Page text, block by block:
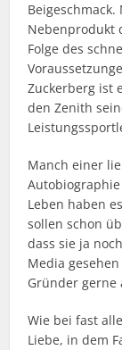
Nebenprodukt
Folge des
Zuckerberg ist
den Zenith
Manch einer
Leben haben
sollen schon
dass sie ja
Media
Gründer gerne
Wie bei fast
Liebe, in dem